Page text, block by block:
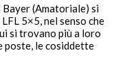
(Amatoriale) si
5×5, nel senso che
si trovano più a loro
poste, le cosiddette